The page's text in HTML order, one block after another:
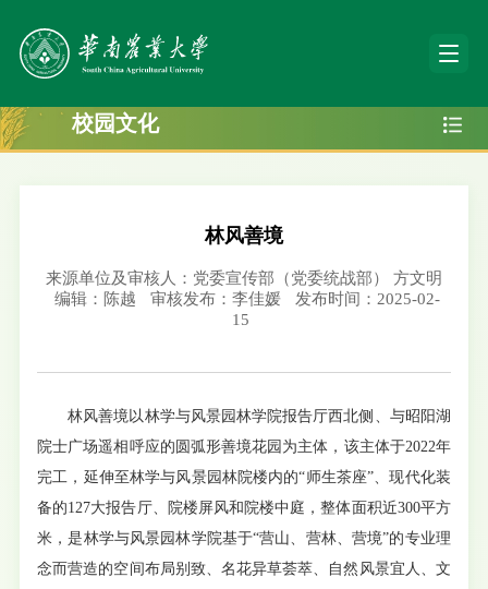
校园文化
林风善境
来源单位及审核人：党委宣传部（党委统战部） 方文明
编辑：陈越
审核发布：李佳媛
发布时间：2025-02-
15
林风善境以林学与风景园林学院报告厅西北侧、与昭阳湖
院士广场遥相呼应的圆弧形善境花园为主体，该主体于2022年
完工，延伸至林学与风景园林院楼内的“师生茶座”、现代化装
备的127大报告厅、院楼屏风和院楼中庭，整体面积近300平方
米，是林学与风景园林学院基于“营山、营林、营境”的专业理
念而营造的空间布局别致、名花异草荟萃、自然风景宜人、文